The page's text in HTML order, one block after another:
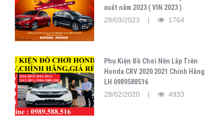
xuất năm 2023 ( VIN 2023 )
28/03/2023 |
1764
Phụ Kiện Đồ Chơi Nên Lắp Trên
Honda CRV 2020 2021 Chính Hãng
LH 0989588516
28/02/2020 |
4933